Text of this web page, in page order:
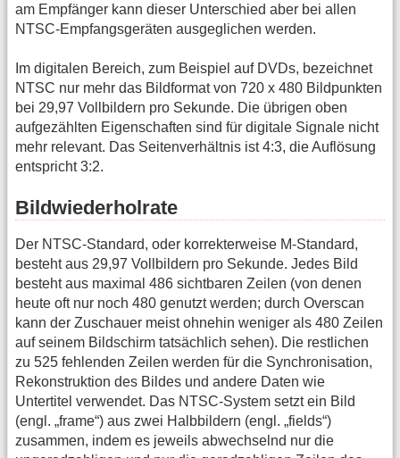
am Empfänger kann dieser Unterschied aber bei allen
NTSC-Empfangsgeräten ausgeglichen werden.
Im digitalen Bereich, zum Beispiel auf DVDs, bezeichnet
NTSC nur mehr das Bildformat von 720 x 480 Bildpunkten
bei 29,97 Vollbildern pro Sekunde. Die übrigen oben
aufgezählten Eigenschaften sind für digitale Signale nicht
mehr relevant. Das Seitenverhältnis ist 4:3, die Auflösung
entspricht 3:2.
Bildwiederholrate
Der NTSC-Standard, oder korrekterweise M-Standard,
besteht aus 29,97 Vollbildern pro Sekunde. Jedes Bild
besteht aus maximal 486 sichtbaren Zeilen (von denen
heute oft nur noch 480 genutzt werden; durch Overscan
kann der Zuschauer meist ohnehin weniger als 480 Zeilen
auf seinem Bildschirm tatsächlich sehen). Die restlichen
zu 525 fehlenden Zeilen werden für die Synchronisation,
Rekonstruktion des Bildes und andere Daten wie
Untertitel verwendet. Das NTSC-System setzt ein Bild
(engl. „frame“) aus zwei Halbbildern (engl. „fields“)
zusammen, indem es jeweils abwechselnd nur die